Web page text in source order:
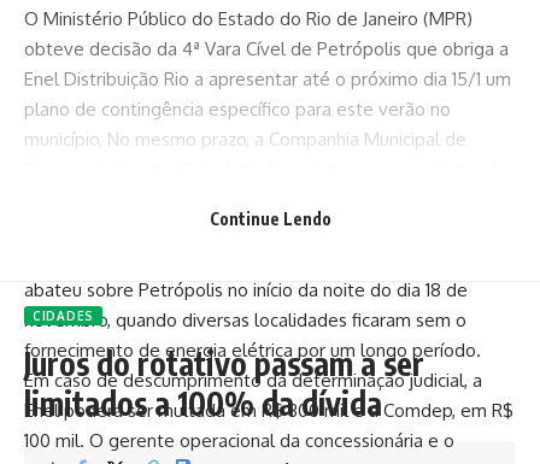
O Ministério Público do Estado do Rio de Janeiro (MPR)
obteve decisão da 4ª Vara Cível de Petrópolis que obriga a
Enel Distribuição Rio a apresentar até o próximo dia 15/1 um
plano de contingência específico para este verão no
município, No mesmo prazo, a Companhia Municipal de
A ACP é resultante de inúmeras reclamações protocoladas
abateu sobre Petrópolis no início da noite do dia 18 de
novembro, quando diversas localidades ficaram sem o
fornecimento de energia elétrica por um longo período.
Em caso de descumprimento da determinação judicial, a
Enel poderá ser multada em R$ 300 mil e a Comdep, em R$
100 mil. O gerente operacional da concessionária e o
Continue Lendo
CIDADES
Juros do rotativo passam a ser
limitados a 100% da dívida